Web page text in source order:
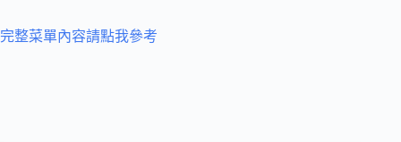
完整菜單內容請點我參考